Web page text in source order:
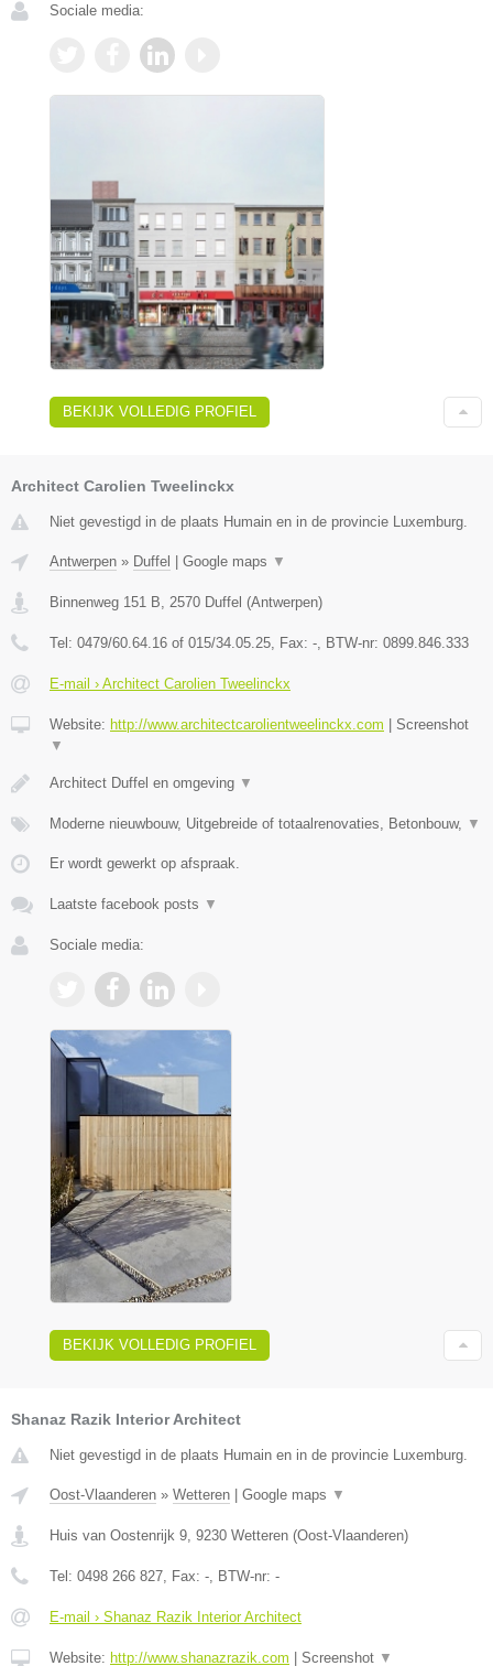
Sociale media:
BEKIJK VOLLEDIG PROFIEL
Architect Carolien Tweelinckx
Niet gevestigd in de plaats Humain en in de provincie Luxemburg.
Antwerpen » Duffel | Google maps ▼
Binnenweg 151 B 2570 Duffel (Antwerpen)
Tel: 0479/60.64.16 of 015/34.05.25 , Fax: - , BTW-nr: 0899.846.333
E-mail › Architect Carolien Tweelinckx
Website: http://www.architectcarolientweelinckx.com | Screenshot
▼
Architect Duffel en omgeving ▼
Moderne nieuwbouw, Uitgebreide of totaalrenovaties, Betonbouw, ▼
Er wordt gewerkt op afspraak.
Laatste facebook posts ▼
Sociale media:
BEKIJK VOLLEDIG PROFIEL
Shanaz Razik Interior Architect
Niet gevestigd in de plaats Humain en in de provincie Luxemburg.
Oost-Vlaanderen » Wetteren | Google maps ▼
Huis van Oostenrijk 9 9230 Wetteren (Oost-Vlaanderen)
Tel: 0498 266 827 , Fax: - , BTW-nr: -
E-mail › Shanaz Razik Interior Architect
Website: http://www.shanazrazik.com | Screenshot ▼